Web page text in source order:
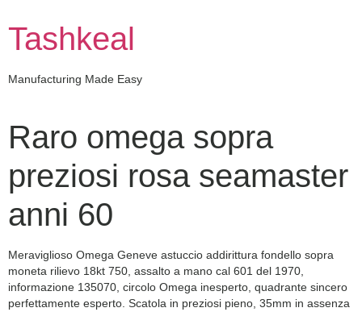
content
Tashkeal
Manufacturing Made Easy
Raro omega sopra
preziosi rosa seamaster
anni 60
Meraviglioso Omega Geneve astuccio addirittura fondello sopra
moneta rilievo 18kt 750, assalto a mano cal 601 del 1970,
informazione 135070, circolo Omega inesperto, quadrante sincero
perfettamente esperto. Scatola in preziosi pieno, 35mm in assenza